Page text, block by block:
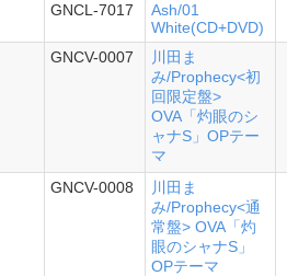
GNCL-7017
Ash/01
White(CD+DVD)
GNCV-0007
川田ま
み/Prophecy<初
回限定盤>
OVA「灼眼のシ
ャナS」OPテー
マ
GNCV-0008
川田ま
み/Prophecy<通
常盤> OVA「灼
眼のシャナS」
OPテーマ